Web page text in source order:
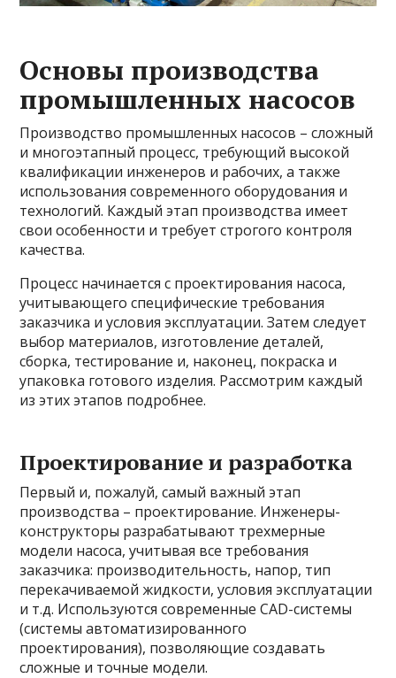
Основы производства
промышленных насосов
Производство промышленных насосов – сложный
и многоэтапный процесс, требующий высокой
квалификации инженеров и рабочих, а также
использования современного оборудования и
технологий. Каждый этап производства имеет
свои особенности и требует строгого контроля
качества.
Процесс начинается с проектирования насоса,
учитывающего специфические требования
заказчика и условия эксплуатации. Затем следует
выбор материалов, изготовление деталей,
сборка, тестирование и, наконец, покраска и
упаковка готового изделия. Рассмотрим каждый
из этих этапов подробнее.
Проектирование и разработка
Первый и, пожалуй, самый важный этап
производства – проектирование. Инженеры-
конструкторы разрабатывают трехмерные
модели насоса, учитывая все требования
заказчика: производительность, напор, тип
перекачиваемой жидкости, условия эксплуатации
и т.д. Используются современные CAD-системы
(системы автоматизированного
проектирования), позволяющие создавать
сложные и точные модели.